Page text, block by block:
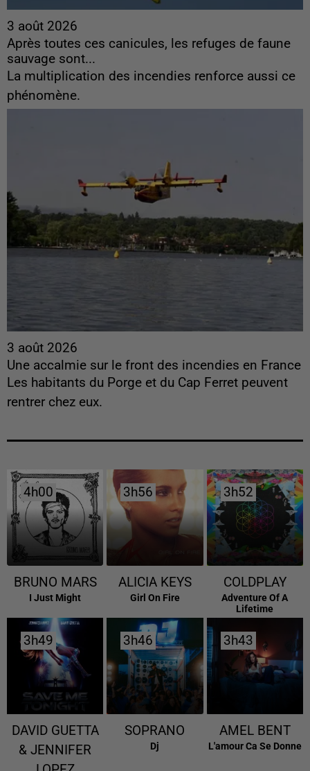
3 août 2026
Après toutes ces canicules, les refuges de faune
sauvage sont...
La multiplication des incendies renforce aussi ce
phénomène.
3 août 2026
Une accalmie sur le front des incendies en France
Les habitants du Porge et du Cap Ferret peuvent
rentrer chez eux.
4h00
4h00
BRUNO MARS
I Just Might
3h56
3h56
ALICIA KEYS
Girl On Fire
3h52
3h52
COLDPLAY
Adventure Of A
Lifetime
3h49
3h49
DAVID GUETTA
& JENNIFER
3h46
3h46
SOPRANO
Dj
3h43
3h43
AMEL BENT
L'amour Ca Se Donne